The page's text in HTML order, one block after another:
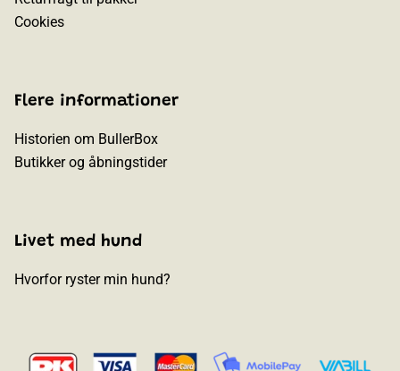
Cookies
Flere informationer
Historien om BullerBox
Butikker og åbningstider
Livet med hund
Hvorfor ryster min hund?